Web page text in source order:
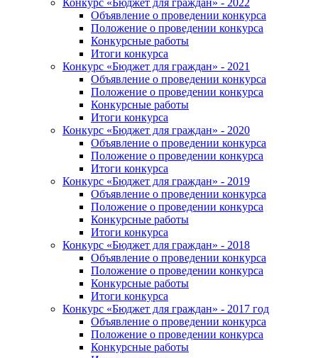
Объявление о проведении конкурса
Положение о проведении конкурса
Конкурсные работы
Итоги конкурса
Конкурс «Бюджет для граждан» - 2021
Объявление о проведении конкурса
Положение о проведении конкурса
Конкурсные работы
Итоги конкурса
Конкурс «Бюджет для граждан» - 2020
Объявление о проведении конкурса
Положение о проведении конкурса
Итоги конкурса
Конкурс «Бюджет для граждан» - 2019
Объявление о проведении конкурса
Положение о проведении конкурса
Конкурсные работы
Итоги конкурса
Конкурс «Бюджет для граждан» - 2018
Объявление о проведении конкурса
Положение о проведении конкурса
Конкурсные работы
Итоги конкурса
Конкурс «Бюджет для граждан» - 2017 год
Объявление о проведении конкурса
Положение о проведении конкурса
Конкурсные работы